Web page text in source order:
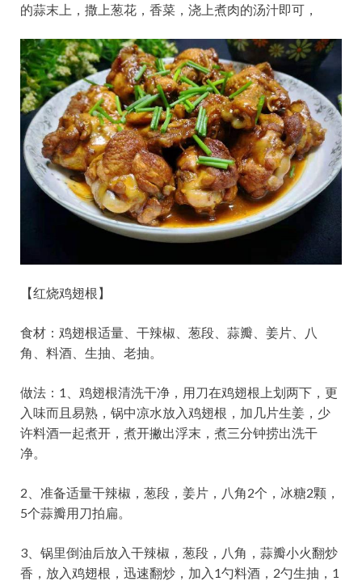
的蒜末上，撒上葱花，香菜，浇上煮肉的汤汁即可，
【红烧鸡翅根】
食材：鸡翅根适量、干辣椒、葱段、蒜瓣、姜片、八
角、料酒、生抽、老抽。
做法：1、鸡翅根清洗干净，用刀在鸡翅根上划两下，更
入味而且易熟，锅中凉水放入鸡翅根，加几片生姜，少
许料酒一起煮开，煮开撇出浮末，煮三分钟捞出洗干
净。
2、准备适量干辣椒，葱段，姜片，八角2个，冰糖2颗，
5个蒜瓣用刀拍扁。
3、锅里倒油后放入干辣椒，葱段，八角，蒜瓣小火翻炒
香，放入鸡翅根，迅速翻炒，加入1勺料酒，2勺生抽，1